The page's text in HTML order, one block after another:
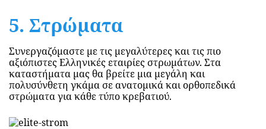
5. Στρώματα
Συνεργαζόμαστε με τις μεγαλύτερες και τις πιο
αξιόπιστες Ελληνικές εταιρίες στρωμάτων. Στα
καταστήματα μας θα βρείτε μια μεγάλη και
πολυσύνθετη γκάμα σε ανατομικά και ορθοπεδικά
στρώματα για κάθε τύπο κρεβατιού.